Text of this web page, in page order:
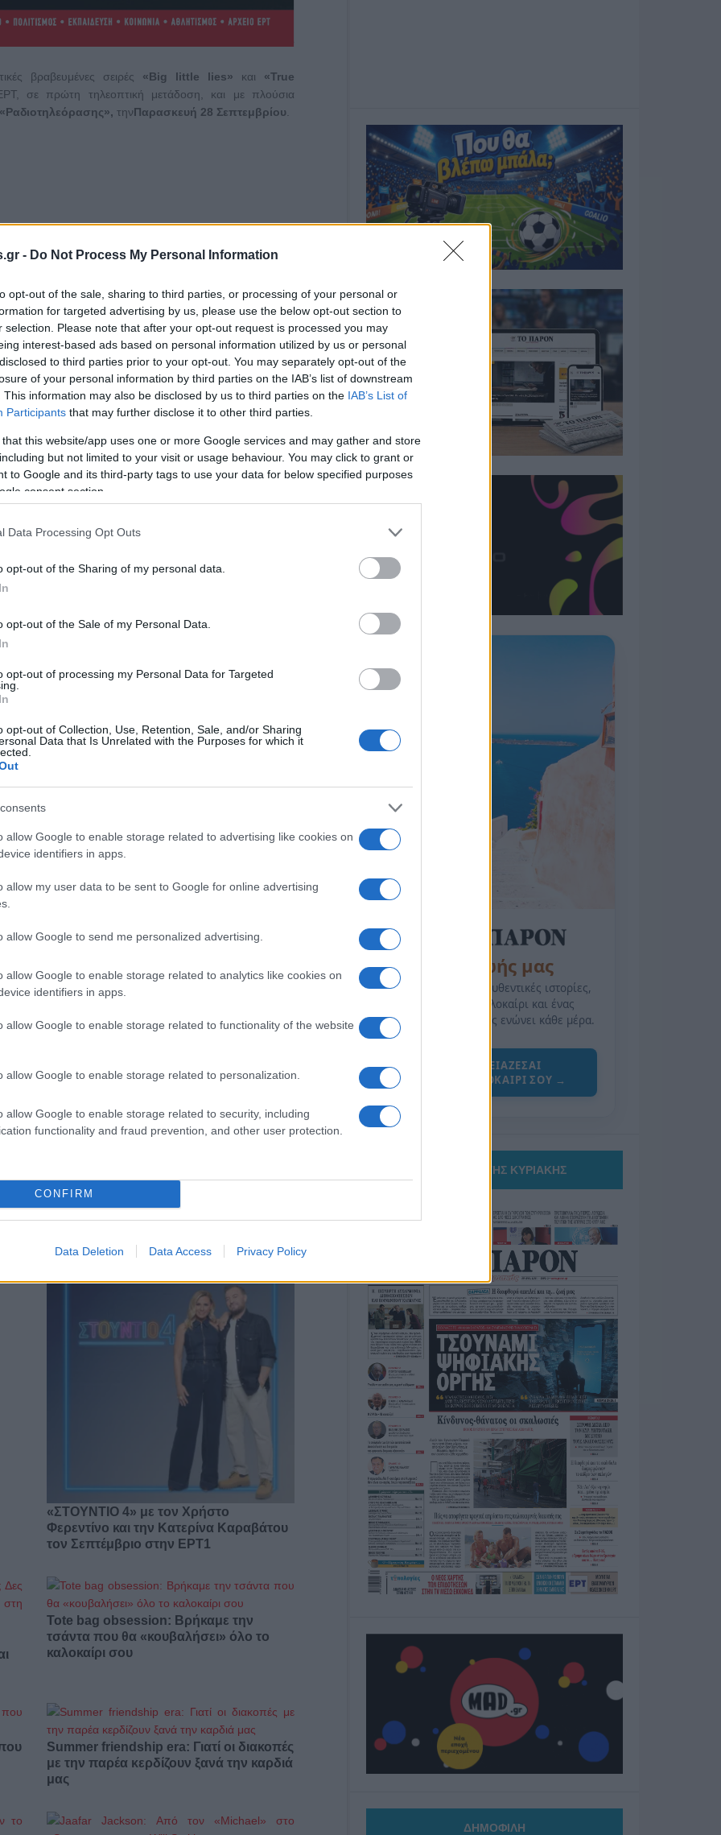
- Do Not Process My Personal Information
opt-out of the sale, sharing to third parties, or processing of your personal or
for targeted advertising by us, please use the below opt-out section to
selection. Please note that after your opt-out request is processed you may
interest-based ads based on personal information utilized by us or personal
to third parties prior to your opt-out. You may separately opt-out of the
of your personal information by third parties on the IAB’s list of downstream
This information may also be disclosed by us to third parties on the IAB’s List of
Participants that may further disclose it to other third parties.
that this website/app uses one or more Google services and may gather and store
but not limited to your visit or usage behaviour. You may click to grant or
to Google and its third-party tags to use your data for below specified purposes
consent section.
Data Processing Opt Outs
opt-out of the Sharing of my personal data.
opt-out of the Sale of my Personal Data.
opt-out of processing my Personal Data for Targeted
opt-out of Collection, Use, Retention, Sale, and/or Sharing
Data that Is Unrelated with the Purposes for which it
allow Google to enable storage related to advertising like cookies on
identifiers in apps.
allow my user data to be sent to Google for online advertising
allow Google to send me personalized advertising.
allow Google to enable storage related to analytics like cookies on
identifiers in apps.
allow Google to enable storage related to functionality of the website
allow Google to enable storage related to personalization.
allow Google to enable storage related to security, including
functionality and fraud prevention, and other user protection.
CONFIRM
Data Deletion Data Access Privacy Policy
βραβευμένες σειρές «Big little lies» και «True
σε πρώτη τηλεοπτική μετάδοση, και με πλούσια
«Ραδιοτηλεόρασης», τηνΠαρασκευή 28 Σεπτεμβρίου.
να ενημερωθούν για τις πολυαναμενόμενες
οι οποίες από τον Οκτώβριο εντάσσονται στο
πλοκή και τις εξαιρετικές ερμηνείες κορυφαίων
στην οθόνη, τη νέα τηλεοπτική σεζόν.
5 Οκτωβρίου, στις 23:00, η εκπομπή«Στα τραγούδια
και τονΜιχάλη Μαρίνο,
και δίνουν μια γεύση από την πρώτη εκπομπή της
δυνατότητα να απολαύσουν στην ΕΡΤ
καθώς η δημόσια τηλεόραση μετά τη
δικαιωμάτων των
Εθνική Άμυνα, Κατεχάκη, Αμπελόκηποι, Πανόρμου,
Πανεπιστήμιο, Συγγρού-Φιξ, Δάφνη, Άγιος
Αντώνιος, Αιγάλεω.
Νέα Ιωνία, Ηράκλειο, Περισσός, Πειραιάς, Καλλιθέα,
Ταχυδρομείων (ΕΛΤΑ)
Συντάγματος, και στη
Ελληνικών Ταχυδρομείων (ΕΛΤΑ) Τσιμισκή-Βασιλέως
Σταθμός-Μοναστηρίου 28, στο κατάστημα
4 (δίπλα στην ΕΡΤ).
κάθε Παρασκευή, σε ψηφιακή μορφή στον ιστότοπο
όπως ακριβώς είναι τυπωμένη στο χαρτί.
«ΣΤΟΥΝΤΙΟ 4» με τον Χρήστο
Φερεντίνο και την Κατερίνα Καραβάτου
τον Σεπτέμβριο στην ΕΡΤ1
Tote bag obsession: Βρήκαμε την
τσάντα που θα «κουβαλήσει» όλο το
καλοκαίρι σου
Summer friendship era: Γιατί οι διακοπές
με την παρέα κερδίζουν ξανά την καρδιά
μας
της Ζωής μας
Οι άνθρωποι, οι αυθεντικές ιστορίες,
το ελληνικό καλοκαίρι και ένας
πολιτισμός που μας ενώνει κάθε μέρα.
ΟΣΑ ΧΡΕΙΑΖΕΣΑΙ
ΓΙΑ ΤΟ ΚΑΛΟΚΑΙΡΙ ΣΟΥ →
ΤΟ ΠΑΡΟΝ ΤΗΣ ΚΥΡΙΑΚΗΣ
ΔΗΜΟΦΙΛΗ